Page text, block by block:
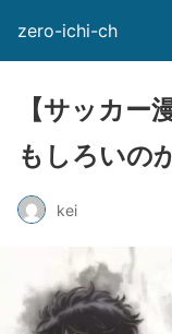
zero-ichi-ch
【サッカー
もしろいの
kei